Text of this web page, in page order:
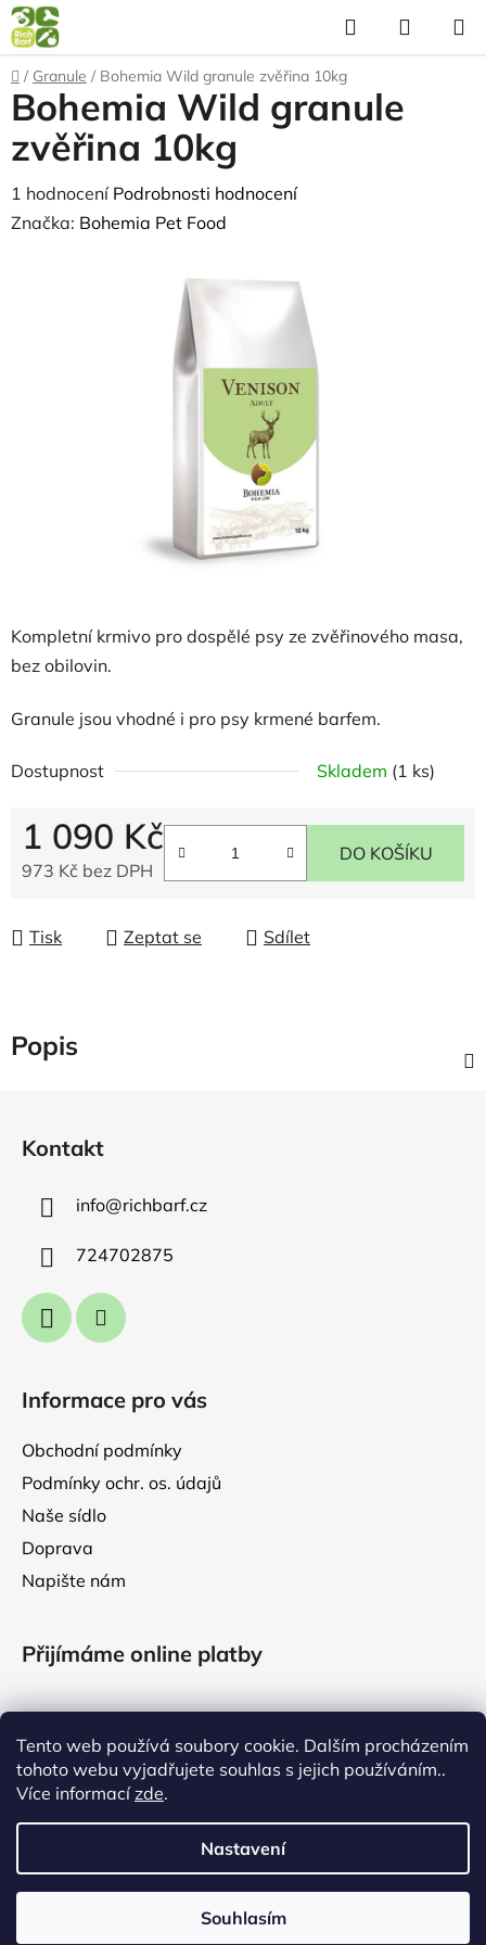
Tento web používá soubory cookie. Dalším procházením
tohoto webu vyjadřujete souhlas s jejich používáním..
Více informacízde.
Nastavení
Souhlasím
Přejít
na
obsah
VÁŽENÍ ZÁKAZNÍCI, V TÝDNU OD 3. DO 7. SRPNA 2026
ČERPÁME LETNÍ DOVOLENOU. VAŠE OBJEDNÁVKY VYŘÍDÍME
Hledat
KOŠÍK
Domů
/ Granule / Bohemia Wild granule zvěřina 10kg
Kompletní krmivo pro dospělé psy ze zvěřinového masa,
bez obilovin.
Granule jsou vhodné i pro psy krmené barfem.
Dostupnost Skladem (1 ks)
1 090 Kč
973 Kč bez DPH
DO KOŠÍKU
Tisk Zeptat se Sdílet
Bohemia Wild granule
zvěřina 10kg
Průměrné
hodnocení
1 hodnocení Podrobnosti hodnocení
Značka: Bohemia Pet Food
Popis
Kontakt
info@richbarf.cz
724702875
Informace pro vás
Obchodní podmínky
Podmínky ochr. os. údajů
Naše sídlo
Doprava
Napište nám
Přijímáme online platby
Facebook
Vytvořil Shoptet